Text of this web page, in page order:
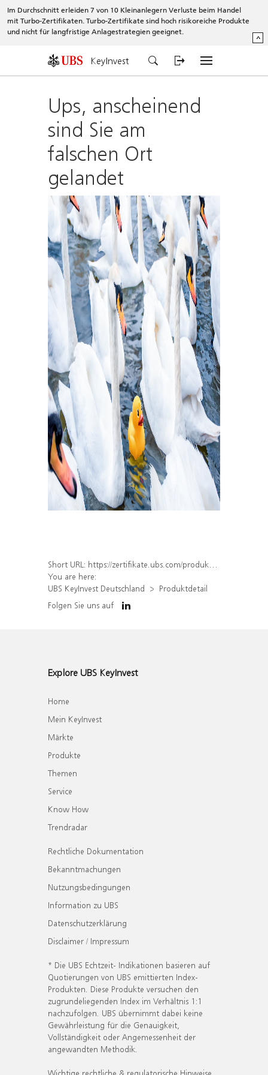
Im Durchschnitt erleiden 7 von 10 Kleinanlegern Verluste beim Handel
mit Turbo-Zertifikaten. Turbo-Zertifikate sind hoch risikoreiche Produkte
und nicht für langfristige Anlagestrategien geeignet.
^
KeyInvest
Ups, anscheinend
sind Sie am
falschen Ort
gelandet
Short URL: https://zertifikate.ubs.com/produkt/detail/index/isin/DE000UK680R6
You are here:
UBS KeyInvest Deutschland
Produktdetail
Folgen Sie uns auf
Explore UBS KeyInvest
Home
Mein KeyInvest
Märkte
Produkte
Themen
Service
Know How
Trendradar
Rechtliche Dokumentation
Bekanntmachungen
Nutzungsbedingungen
Information zu UBS
Datenschutzerklärung
Disclaimer / Impressum
* Die UBS Echtzeit- Indikationen basieren auf
Quotierungen von UBS emittierten Index-
Produkten. Diese Produkte versuchen den
zugrundeliegenden Index im Verhältnis 1:1
nachzufolgen. UBS übernimmt dabei keine
Gewährleistung für die Genauigkeit,
Vollständigkeit oder Angemessenheit der
angewandten Methodik.